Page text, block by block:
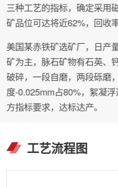
三种工艺的指标，确定采用
矿品位可达将近62%，回收
美国某赤铁矿选矿厂，日产
矿为主，脉石矿物有石英、
破碎，一段自磨，两段砾磨
度-0.025mm占80%，絮凝
方指标要求，达标达产。
工艺流程图